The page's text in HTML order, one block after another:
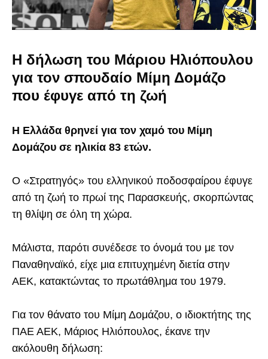
H δήλωση του Μάριου Ηλιόπουλου
για τον σπουδαίο Μίμη Δομάζο
που έφυγε από τη ζωή
Η Ελλάδα θρηνεί για τον χαμό του Μίμη
Δομάζου σε ηλικία 83 ετών.
Ο «Στρατηγός» του ελληνικού ποδοσφαίρου έφυγε
από τη ζωή το πρωί της Παρασκευής, σκορπώντας
τη θλίψη σε όλη τη χώρα.
Μάλιστα, παρότι συνέδεσε το όνομά του με τον
Παναθηναϊκό, είχε μια επιτυχημένη διετία στην
ΑΕΚ, κατακτώντας το πρωτάθλημα του 1979.
Για τον θάνατο του Μίμη Δομάζου, ο ιδιοκτήτης της
ΠΑΕ ΑΕΚ, Μάριος Ηλιόπουλος, έκανε την
ακόλουθη δήλωση: